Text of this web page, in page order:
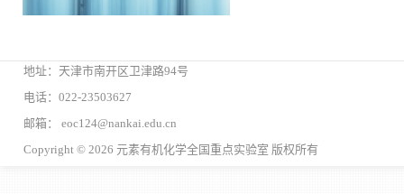
地址：天津市南开区卫津路94号
电话：022-23503627
邮箱： eoc124@nankai.edu.cn
Copyright © 2026 元素有机化学全国重点实验室 版权所有